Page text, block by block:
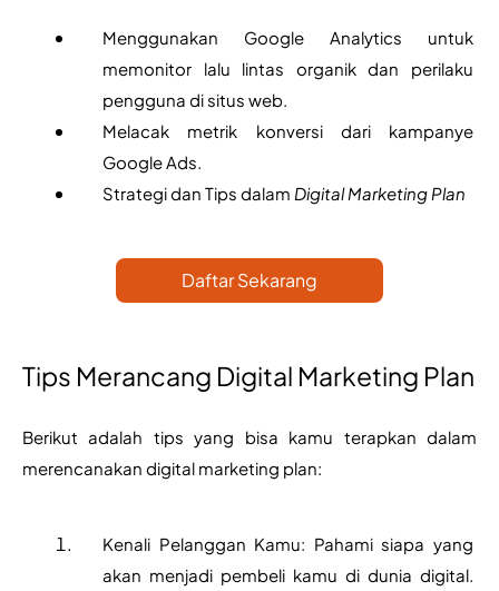
Menggunakan Google Analytics untuk
memonitor lalu lintas organik dan perilaku
pengguna di situs web.
Melacak metrik konversi dari kampanye
Google Ads.
Strategi dan Tips dalam Digital Marketing Plan
Daftar Sekarang
Tips Merancang Digital Marketing Plan
Berikut adalah tips yang bisa kamu terapkan dalam
merencanakan digital marketing plan:
Kenali Pelanggan Kamu: Pahami siapa yang
akan menjadi pembeli kamu di dunia digital.